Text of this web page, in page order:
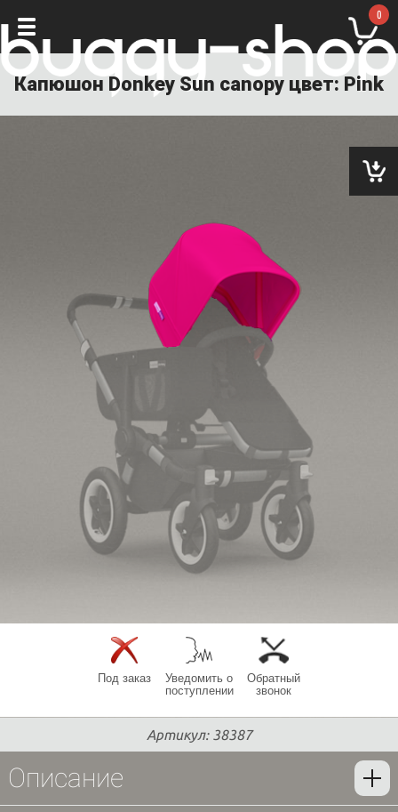
0
Капюшон Donkey Sun canopy цвет: Pink
Под заказ
Уведомить о
поступлении
Обратный
звонок
Артикул: 38387
Описание